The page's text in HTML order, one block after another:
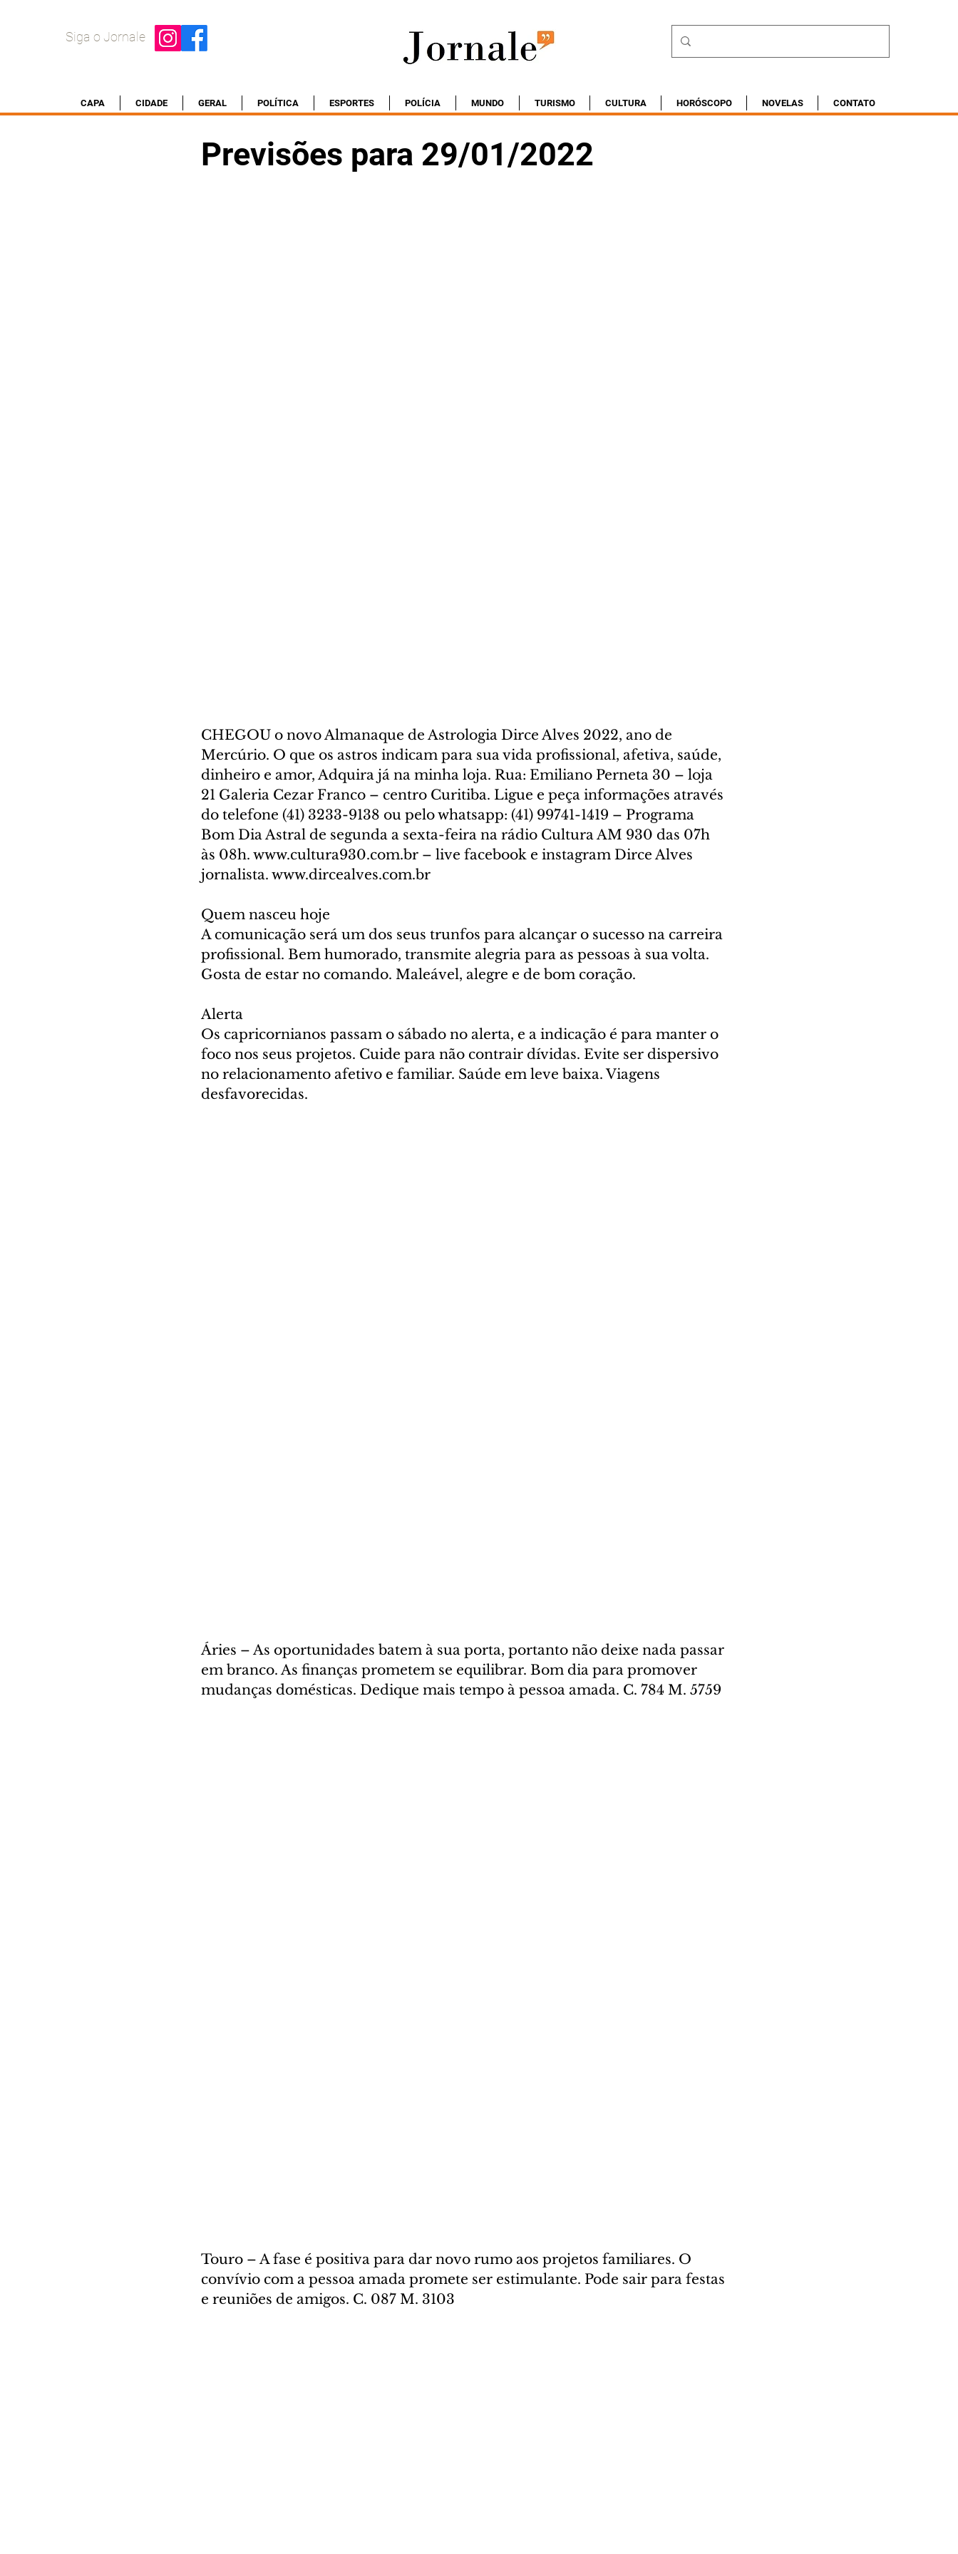
Siga o Jornale
CAPA CIDADE GERAL POLÍTICA ESPORTES POLÍCIA MUNDO TURISMO CULTURA HORÓSCOPO NOVELAS CONTATO
Previsões para 29/01/2022
CHEGOU o novo Almanaque de Astrologia Dirce Alves 2022, ano de
Mercúrio. O que os astros indicam para sua vida profissional, afetiva, saúde,
dinheiro e amor, Adquira já na minha loja. Rua: Emiliano Perneta 30 – loja
21 Galeria Cezar Franco – centro Curitiba. Ligue e peça informações através
do telefone (41) 3233-9138 ou pelo whatsapp: (41) 99741-1419 – Programa
Bom Dia Astral de segunda a sexta-feira na rádio Cultura AM 930 das 07h
às 08h. www.cultura930.com.br – live facebook e instagram Dirce Alves
jornalista. www.dircealves.com.br
Quem nasceu hoje
A comunicação será um dos seus trunfos para alcançar o sucesso na carreira
profissional. Bem humorado, transmite alegria para as pessoas à sua volta.
Gosta de estar no comando. Maleável, alegre e de bom coração.
Alerta
Os capricornianos passam o sábado no alerta, e a indicação é para manter o
foco nos seus projetos. Cuide para não contrair dívidas. Evite ser dispersivo
no relacionamento afetivo e familiar. Saúde em leve baixa. Viagens
desfavorecidas.
Áries – As oportunidades batem à sua porta, portanto não deixe nada passar
em branco. As finanças prometem se equilibrar. Bom dia para promover
mudanças domésticas. Dedique mais tempo à pessoa amada. C. 784 M. 5759
Touro – A fase é positiva para dar novo rumo aos projetos familiares. O
convívio com a pessoa amada promete ser estimulante. Pode sair para festas
e reuniões de amigos. C. 087 M. 3103